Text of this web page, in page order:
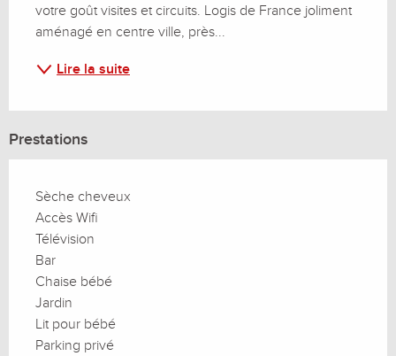
votre goût visites et circuits. Logis de France joliment
aménagé en centre ville, près...
Lire la suite
Prestations
Sèche cheveux
Accès Wifi
Télévision
Bar
Chaise bébé
Jardin
Lit pour bébé
Parking privé